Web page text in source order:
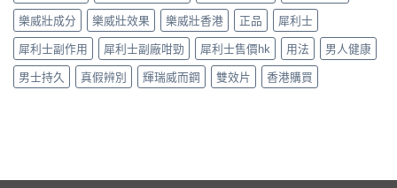
樂威壯成分
樂威壯效果 樂威壯香港 正品
犀利士
犀利士副作用
犀利士副廠咁勁 犀利士售價hk 用法
男人健康
男士持久
真假辨別 輝瑞威而鋼 雙效片 香港購買